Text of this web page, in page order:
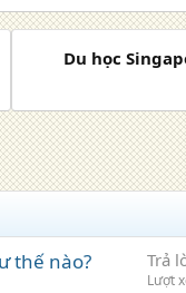
Du học
thế nào? Trả
Lượt